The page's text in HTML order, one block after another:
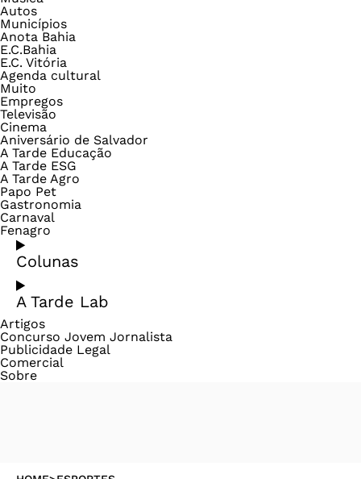
Autos
Municípios
Anota Bahia
E.C.Bahia
E.C. Vitória
Agenda cultural
Muito
Empregos
Televisão
Cinema
Aniversário de Salvador
A Tarde Educação
A Tarde ESG
A Tarde Agro
Papo Pet
Gastronomia
Carnaval
Fenagro
Colunas
A Tarde Lab
Artigos
Concurso Jovem Jornalista
Publicidade Legal
Comercial
Sobre